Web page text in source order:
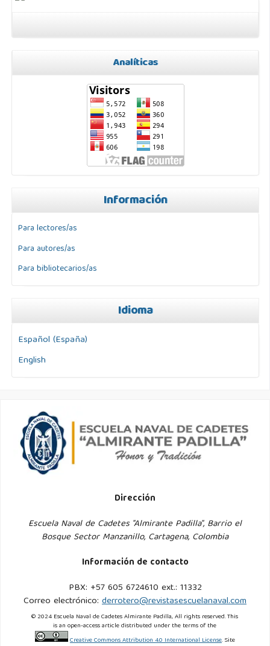
Analíticas
Información
Para lectores/as
Para autores/as
Para bibliotecarios/as
Idioma
Español (España)
English
Dirección
Escuela Naval de Cadetes "Almirante Padilla", Barrio el
Bosque Sector Manzanillo, Cartagena, Colombia
Información de contacto
PBX: +57 605 6724610 ext.: 11332
Correo electrónico: derrotero@revistasescuelanaval.com
© 2024 Escuela Naval de Cadetes Almirante Padilla, All rights reserved. This
is an open-access article distributed under the terms of the
Creative Commons Attribution 4.0 International License. Site